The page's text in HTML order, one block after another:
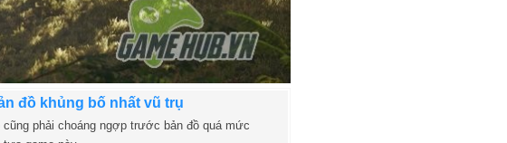
đồ khủng bố nhất vũ trụ
phải choáng ngợp trước bản đồ quá mức